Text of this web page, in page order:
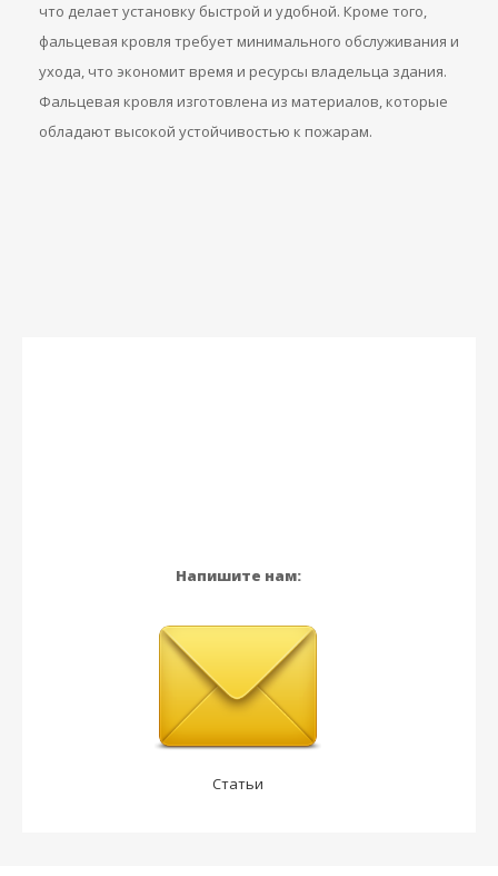
что делает установку быстрой и удобной. Кроме того,
фальцевая кровля требует минимального обслуживания и
ухода, что экономит время и ресурсы владельца здания.
Фальцевая кровля изготовлена из материалов, которые
обладают высокой устойчивостью к пожарам.
Напишите нам:
Статьи